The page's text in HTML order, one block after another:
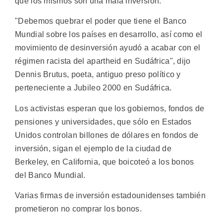
"Debemos quebrar el poder que tiene el Banco
Mundial sobre los países en desarrollo, así como el
movimiento de desinversión ayudó a acabar con el
régimen racista del apartheid en Sudáfrica", dijo
Dennis Brutus, poeta, antiguo preso político y
perteneciente a Jubileo 2000 en Sudáfrica.
Los activistas esperan que los gobiernos, fondos de
pensiones y universidades, que sólo en Estados
Unidos controlan billones de dólares en fondos de
inversión, sigan el ejemplo de la ciudad de
Berkeley, en California, que boicoteó a los bonos
del Banco Mundial.
Varias firmas de inversión estadounidenses también
prometieron no comprar los bonos.